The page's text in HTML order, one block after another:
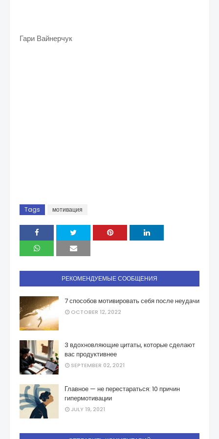
Гари Вайнерчук
Tags мотивация
РЕКОМЕНДУЕМЫЕ СООБЩЕНИЯ
7 способов мотивировать себя после неудачи
OCTOBER 12, 2022
3 вдохновляющие цитаты, которые сделают
вас продуктивнее
SEPTEMBER 02, 2021
Главное — не перестараться: 10 причин
гипермотивации
JULY 19, 2021